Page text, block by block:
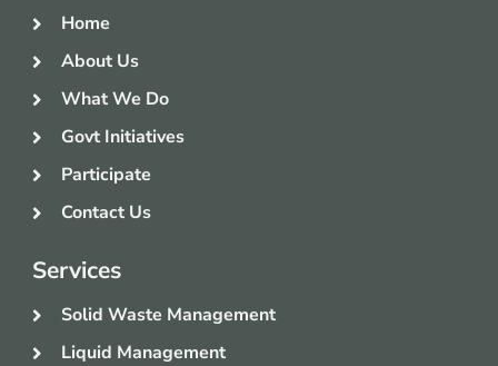
Home
About Us
What We Do
Govt Initiatives
Participate
Contact Us
Services
Solid Waste Management
Liquid Management